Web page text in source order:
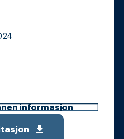
informasjon
get_app